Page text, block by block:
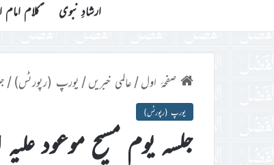
ارشادِ نبوی ؑکلام امام
صفحۂ اول/ عالمی خبریں/ یورپ (رپورٹس) /
یورپ (رپورٹس)
جلسہ یوم مسیح موعود